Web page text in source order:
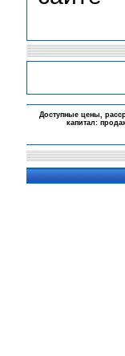
Доступные цены,
капитал: